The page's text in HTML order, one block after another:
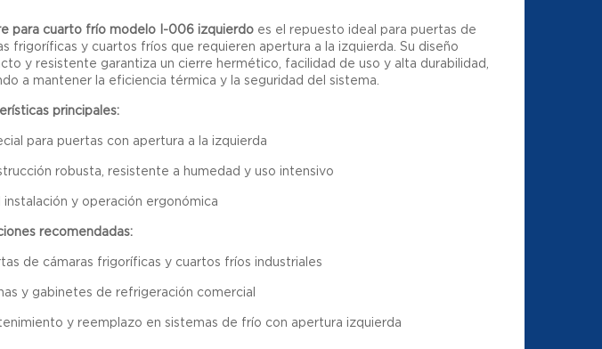
para cuarto frío modelo I-006 izquierdo es el repuesto ideal para puertas de
frigoríficas y cuartos fríos que requieren apertura a la izquierda. Su diseño
y resistente garantiza un cierre hermético, facilidad de uso y alta durabilidad,
a mantener la eficiencia térmica y la seguridad del sistema.
principales:
para puertas con apertura a la izquierda
robusta, resistente a humedad y uso intensivo
instalación y operación ergonómica
recomendadas:
de cámaras frigoríficas y cuartos fríos industriales
y gabinetes de refrigeración comercial
y reemplazo en sistemas de frío con apertura izquierda